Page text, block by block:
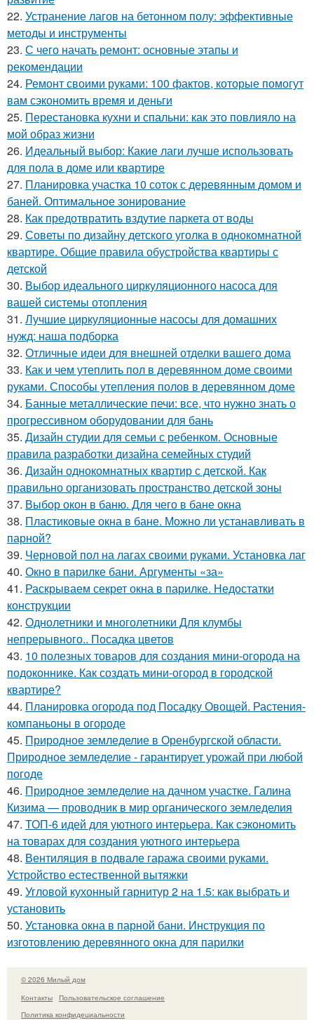
22. Устранение лагов на бетонном полу: эффективные
методы и инструменты
23. С чего начать ремонт: основные этапы и
рекомендации
24. Ремонт своими руками: 100 фактов, которые помогут
вам сэкономить время и деньги
25. Перестановка кухни и спальни: как это повлияло на
мой образ жизни
26. Идеальный выбор: Какие лаги лучше использовать
для пола в доме или квартире
27. Планировка участка 10 соток с деревянным домом и
баней. Оптимальное зонирование
28. Как предотвратить вздутие паркета от воды
29. Советы по дизайну детского уголка в однокомнатной
квартире. Общие правила обустройства квартиры с
детской
30. Выбор идеального циркуляционного насоса для
вашей системы отопления
31. Лучшие циркуляционные насосы для домашних
нужд: наша подборка
32. Отличные идеи для внешней отделки вашего дома
33. Как и чем утеплить пол в деревянном доме своими
руками. Способы утепления полов в деревянном доме
34. Банные металлические печи: все, что нужно знать о
прогрессивном оборудовании для бань
35. Дизайн студии для семьи с ребенком. Основные
правила разработки дизайна семейных студий
36. Дизайн однокомнатных квартир с детской. Как
правильно организовать пространство детской зоны
37. Выбор окон в баню. Для чего в бане окна
38. Пластиковые окна в бане. Можно ли устанавливать в
парной?
39. Черновой пол на лагах своими руками. Установка лаг
40. Окно в парилке бани. Аргументы «за»
41. Раскрываем секрет окна в парилке. Недостатки
конструкции
42. Однолетники и многолетники Для клумбы
непрерывного.. Посадка цветов
43. 10 полезных товаров для создания мини-огорода на
подоконнике. Как создать мини-огород в городской
квартире?
44. Планировка огорода под Посадку Овощей. Растения-
компаньоны в огороде
45. Природное земледелие в Оренбургской области.
Природное земледелие - гарантирует урожай при любой
погоде
46. Природное земледелие на дачном участке. Галина
Кизима — проводник в мир органического земледелия
47. ТОП-6 идей для уютного интерьера. Как сэкономить
на товарах для создания уютного интерьера
48. Вентиляция в подвале гаража своими руками.
Устройство естественной вытяжки
49. Угловой кухонный гарнитур 2 на 1.5: как выбрать и
установить
50. Установка окна в парной бани. Инструкция по
изготовлению деревянного окна для парилки
© 2026 Милый дом
Контакты
Пользовательское соглашение
Политика конфидециальности